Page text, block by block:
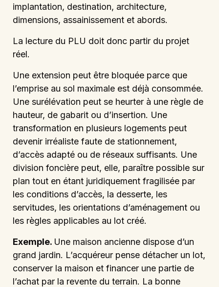
implantation, destination, architecture,
dimensions, assainissement et abords.
La lecture du PLU doit donc partir du projet
réel.
Une extension peut être bloquée parce que
l’emprise au sol maximale est déjà consommée.
Une surélévation peut se heurter à une règle de
hauteur, de gabarit ou d’insertion. Une
transformation en plusieurs logements peut
devenir irréaliste faute de stationnement,
d’accès adapté ou de réseaux suffisants. Une
division foncière peut, elle, paraître possible sur
plan tout en étant juridiquement fragilisée par
les conditions d’accès, la desserte, les
servitudes, les orientations d’aménagement ou
les règles applicables au lot créé.
Exemple. Une maison ancienne dispose d’un
grand jardin. L’acquéreur pense détacher un lot,
conserver la maison et financer une partie de
l’achat par la revente du terrain. La bonne